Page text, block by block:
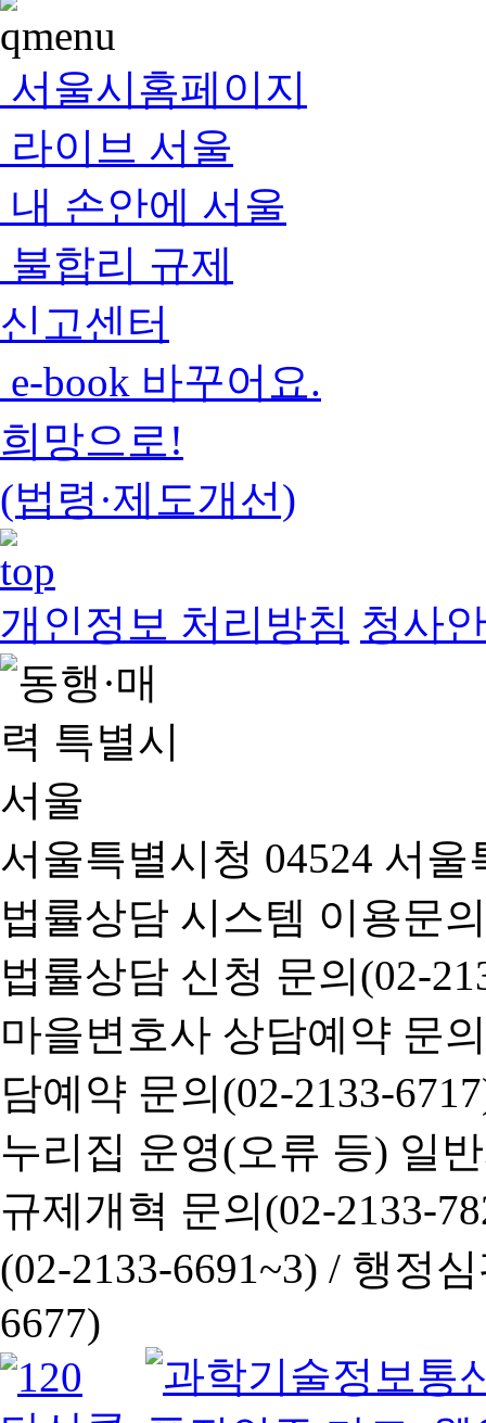
서울시홈페이지
라이브 서울
내 손안에 서울
불합리 규제
신고센터
e-book 바꾸어요.
희망으로!
(법령·제도개선)
개인정보 처리방침 청사
서울특별시청 04524 서
법률상담 시스템 이용문
법률상담 신청 문의(02-
마을변호사 상담예약 문
담예약 문의(02-2133-
누리집 운영(오류 등) 일
규제개혁 문의(02-2133-
(02-2133-6691~3) / 행정심
6677)